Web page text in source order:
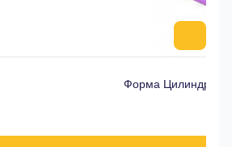
Форма Цилиндры